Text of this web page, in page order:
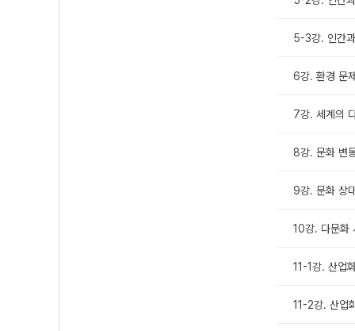
5-3강. 인간
6강. 환경 문
7강. 세계의
8강. 문화 변
9강. 문화 상
10강. 다문화
11-1강. 산업
11-2강. 산업